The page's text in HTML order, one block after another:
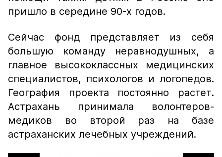
пришло в середине 90-х годов.
Сейчас фонд представляет из себя
большую команду неравнодушных, а
главное высококлассных медицинских
специалистов, психологов и логопедов.
География проекта постоянно растет.
Астрахань принимала волонтеров-
медиков во второй раз на базе
астраханских лечебных учреждений.